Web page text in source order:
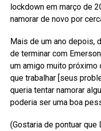
lockdown em março de
namorar de novo por
Mais de um ano depois,
de terminar com
um amigo muito próximo
que trabalhar [seus
queria tentar namorar
poderia ser uma boa
(Gostaria de pontuar que